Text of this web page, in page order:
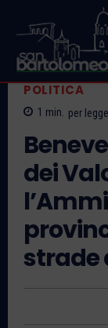
POLITICA
1 min. per
dei
strade